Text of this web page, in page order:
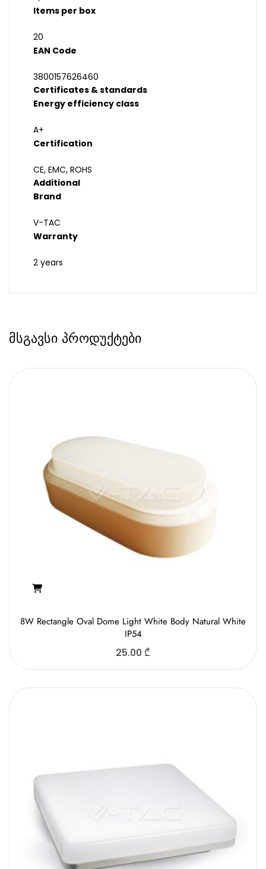
Items per box
20
EAN Code
3800157626460
Certificates & standards
Energy efficiency class
A+
Certification
CE, EMC, ROHS
Additional
Brand
V-TAC
Warranty
2 years
მსგავსი პროდუქტები
8W Rectangle Oval Dome Light White Body Natural White
IP54
25.00 ₾